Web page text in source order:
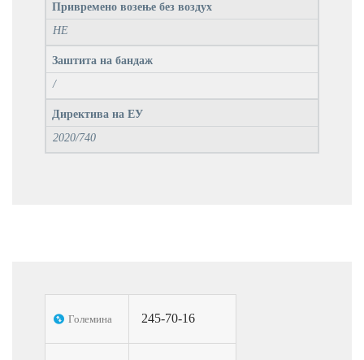
Привремено возење без воздух
НЕ
Заштита на бандаж
/
Директива на ЕУ
2020/740
Големина 245-70-16